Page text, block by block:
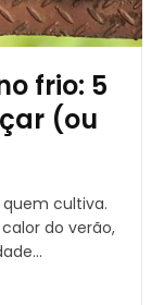
frio: 5
(ou
cultiva.
do verão,